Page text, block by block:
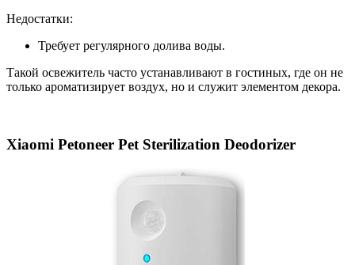
Недостатки:
Требует регулярного долива воды.
Такой освежитель часто устанавливают в гостиных, где он не
только ароматизирует воздух, но и служит элементом декора.
Xiaomi Petoneer Pet Sterilization Deodorizer